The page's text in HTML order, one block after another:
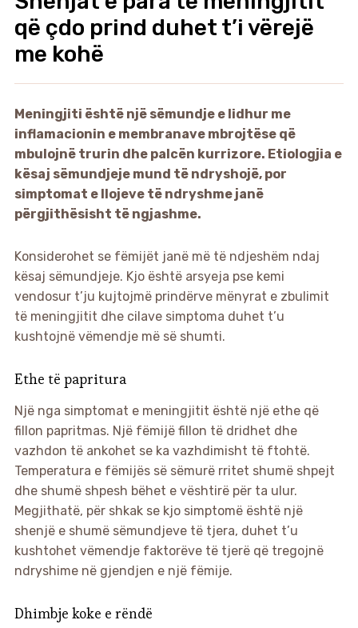
që çdo prind duhet t’i vërejë
me kohë
Meningjiti është një sëmundje e lidhur me
inflamacionin e membranave mbrojtëse që
mbulojnë trurin dhe palcën kurrizore. Etiologjia e
kësaj sëmundjeje mund të ndryshojë, por
simptomat e llojeve të ndryshme janë
përgjithësisht të ngjashme.
Konsiderohet se fëmijët janë më të ndjeshëm ndaj
kësaj sëmundjeje. Kjo është arsyeja pse kemi
vendosur t’ju kujtojmë prindërve mënyrat e zbulimit
të meningjitit dhe cilave simptoma duhet t’u
kushtojnë vëmendje më së shumti.
Ethe të papritura
Një nga simptomat e meningjitit është një ethe që
fillon papritmas. Një fëmijë fillon të dridhet dhe
vazhdon të ankohet se ka vazhdimisht të ftohtë.
Temperatura e fëmijës së sëmurë rritet shumë shpejt
dhe shumë shpesh bëhet e vështirë për ta ulur.
Megjithatë, për shkak se kjo simptomë është një
shenjë e shumë sëmundjeve të tjera, duhet t’u
kushtohet vëmendje faktorëve të tjerë që tregojnë
ndryshime në gjendjen e një fëmije.
Dhimbje koke e rëndë